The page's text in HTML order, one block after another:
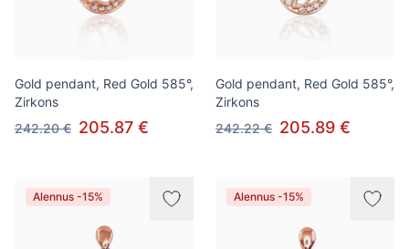
Gold pendant, Red Gold 585°,
Zirkons
242.20 € 205.87 €
Gold pendant, Red Gold 585°,
Zirkons
242.22 € 205.89 €
Alennus -15% Alennus -15%